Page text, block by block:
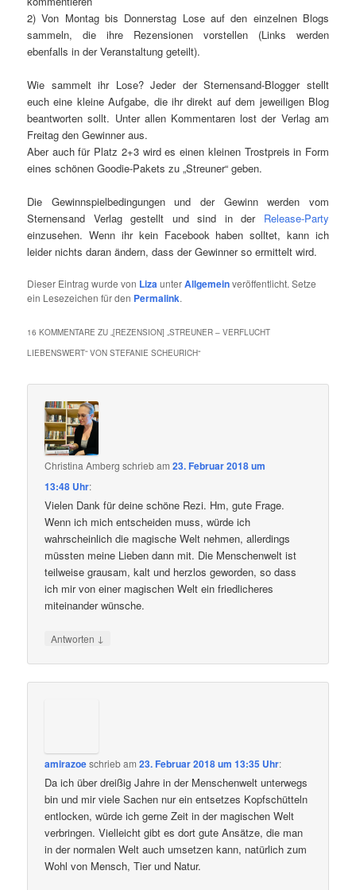
2) Von Montag bis Donnerstag Lose auf den einzelnen Blogs
sammeln, die ihre Rezensionen vorstellen (Links werden
ebenfalls in der Veranstaltung geteilt).
Wie sammelt ihr Lose? Jeder der Sternensand-Blogger stellt
euch eine kleine Aufgabe, die ihr direkt auf dem jeweiligen Blog
beantworten sollt. Unter allen Kommentaren lost der Verlag am
Freitag den Gewinner aus.
Aber auch für Platz 2+3 wird es einen kleinen Trostpreis in Form
eines schönen Goodie-Pakets zu „Streuner“ geben.
Die Gewinnspielbedingungen und der Gewinn werden vom
Sternensand Verlag gestellt und sind in der Release-Party
einzusehen. Wenn ihr kein Facebook haben solltet, kann ich
leider nichts daran ändern, dass der Gewinner so ermittelt wird.
Dieser Eintrag wurde von LizaunterAllgemeinveröffentlicht. Setze
ein Lesezeichen für den Permalink.
16 KOMMENTARE ZU „[REZENSION] „STREUNER – VERFLUCHT
LIEBENSWERT“ VON STEFANIE SCHEURICH“
Christina Amberg schriebam23. Februar 2018 um
13:48 Uhr:
Vielen Dank für deine schöne Rezi. Hm, gute Frage.
Wenn ich mich entscheiden muss, würde ich
wahrscheinlich die magische Welt nehmen, allerdings
müssten meine Lieben dann mit. Die Menschenwelt ist
teilweise grausam, kalt und herzlos geworden, so dass
ich mir von einer magischen Welt ein friedlicheres
miteinander wünsche.
Antworten ↓
amirazoeschriebam23. Februar 2018 um 13:35 Uhr:
Da ich über dreißig Jahre in der Menschenwelt unterwegs
bin und mir viele Sachen nur ein entsetzes Kopfschütteln
entlocken, würde ich gerne Zeit in der magischen Welt
verbringen. Vielleicht gibt es dort gute Ansätze, die man
in der normalen Welt auch umsetzen kann, natürlich zum
Wohl von Mensch, Tier und Natur.